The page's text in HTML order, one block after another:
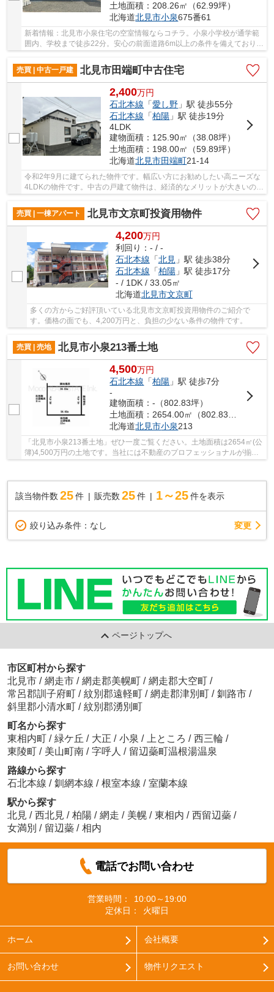
土地面積：208.26㎡（62.99坪）
北海道北見市小泉675番61
新着情報：北見市小泉住宅の空室情報ならコチラ。小泉小学校が通学範
囲内、学校まで徒歩22分。安心の前面道路6m以上の条件を備えておりま
売買 | 中古一戸建
北見市田端町中古住宅
2,400万円
石北本線 「愛し野 」駅 徒歩55分
石北本線 「柏陽 」駅 徒歩19分
4LDK
建物面積：125.90㎡（38.08坪）
土地面積：198.00㎡（59.89坪）
北海道北見市田端町21-14
令和2年9月に建てられた物件です。幅広い方にお勧めしたい高ニーズな
4LDKの物件です。中古の戸建て物件は、経済的なメリットが大きいのが
売買 | 一棟アパート
北見市文京町投資用物件
4,200万円
利回り：- / -
石北本線 「北見 」駅 徒歩38分
石北本線 「柏陽」駅 徒歩17分
- / 1DK / 33.05㎡
北海道北見市文京町
多くの方からご好評頂いている北見市文京町投資用物件のご紹介で
す。価格の面でも、4,200万円と、負担の少ない条件の物件です。
売買 | 売地 北見市小泉213番土地
4,500万円
石北本線 「柏陽 」駅 徒歩7分
-
建物面積：-（802.83坪）
北海道北見市小泉213
「北見市小泉213番土地」ぜひ一度ご覧ください。土地面積は2654㎡(公
簿)4,500万円の土地です。当社には不動産のプロフェッショナルが揃っ
ております。お客様のマイホームの夢を叶える...
該当物件数 25件 販売数 25 件 1～25 件を表示
絞り込み条件： なし 変更
ページトップへ
市区町村から探す
北見市 / 網走市 / 網走郡美幌町 / 網走郡大空町 /
常呂郡訓子府町 / 紋別郡遠軽町 / 網走郡津別町 / 釧路市 /
斜里郡小清水町 / 紋別郡湧別町
町名から探す
東相内町 / 緑ケ丘 / 大正 / 小泉 / 上ところ / 西三輪 /
東陵町 / 美山町南 / 字呼人 / 留辺蘂町温根湯温泉
路線から探す
石北本線 / 釧網本線 / 根室本線 / 室蘭本線
駅から探す
北見 / 西北見 / 柏陽 / 網走 / 美幌 / 東相内 / 西留辺蘂 /
女満別 / 留辺蘂 / 相内
電話でお問い合わせ
営業時間：
10:00～19:00
定休日：
火曜日
ホーム 会社概要
お問い合わせ 物件リクエスト